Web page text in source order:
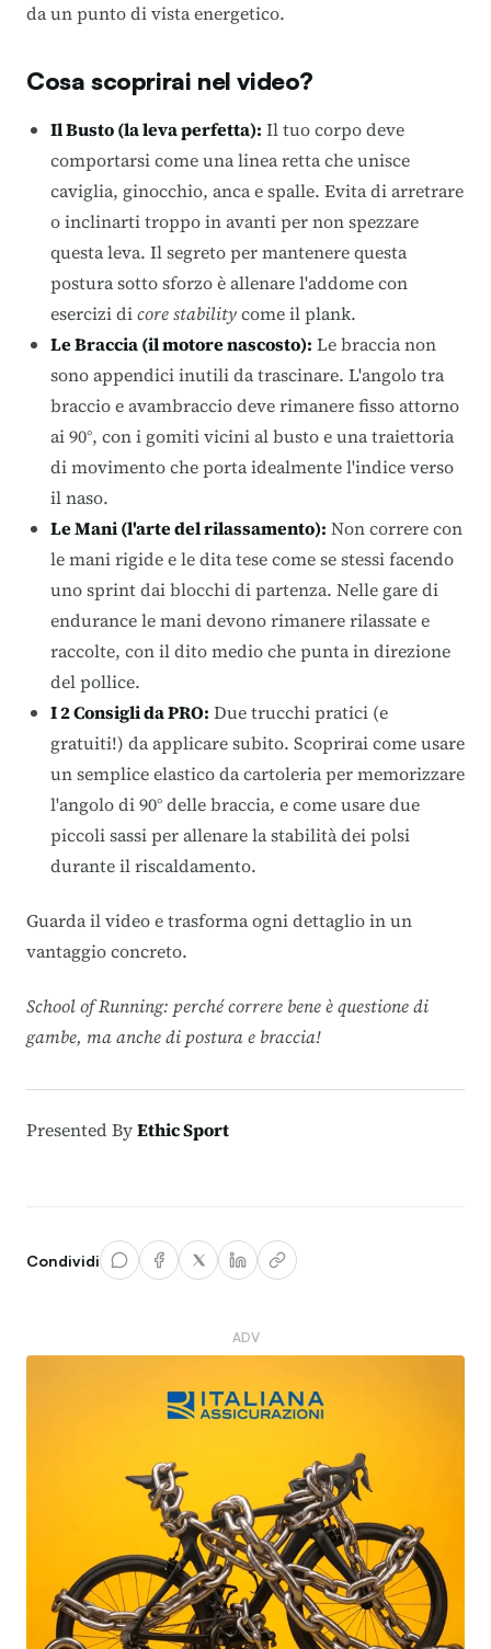
da un punto di vista energetico.
Cosa scoprirai nel video?
Il Busto (la leva perfetta): Il tuo corpo deve
comportarsi come una linea retta che unisce
caviglia, ginocchio, anca e spalle. Evita di arretrare
o inclinarti troppo in avanti per non spezzare
questa leva. Il segreto per mantenere questa
postura sotto sforzo è allenare l'addome con
esercizi dicore stabilitycome il plank.
Le Braccia (il motore nascosto): Le braccia non
sono appendici inutili da trascinare. L'angolo tra
braccio e avambraccio deve rimanere fisso attorno
ai 90°, con i gomiti vicini al busto e una traiettoria
di movimento che porta idealmente l'indice verso
il naso.
Le Mani (l'arte del rilassamento): Non correre con
le mani rigide e le dita tese come se stessi facendo
uno sprint dai blocchi di partenza. Nelle gare di
endurance le mani devono rimanere rilassate e
raccolte, con il dito medio che punta in direzione
del pollice.
I 2 Consigli da PRO: Due trucchi pratici (e
gratuiti!) da applicare subito. Scoprirai come usare
un semplice elastico da cartoleria per memorizzare
l'angolo di 90° delle braccia, e come usare due
piccoli sassi per allenare la stabilità dei polsi
durante il riscaldamento.
Guarda il video e trasforma ogni dettaglio in un
vantaggio concreto.
School of Running: perché correre bene è questione di
gambe, ma anche di postura e braccia!
Presented ByEthic Sport
Condividi
ADV